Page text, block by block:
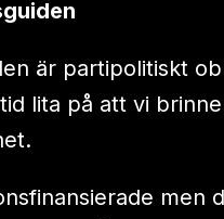
är partipolitiskt
lita på att vi
men